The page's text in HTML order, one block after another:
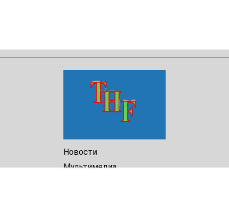
Новости
Мультимедиа